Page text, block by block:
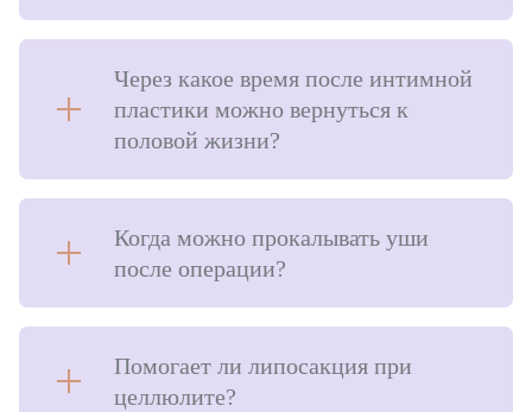
Через какое время после интимной
пластики можно вернуться к
половой жизни?
Когда можно прокалывать уши
после операции?
Помогает ли липосакция при
целлюлите?